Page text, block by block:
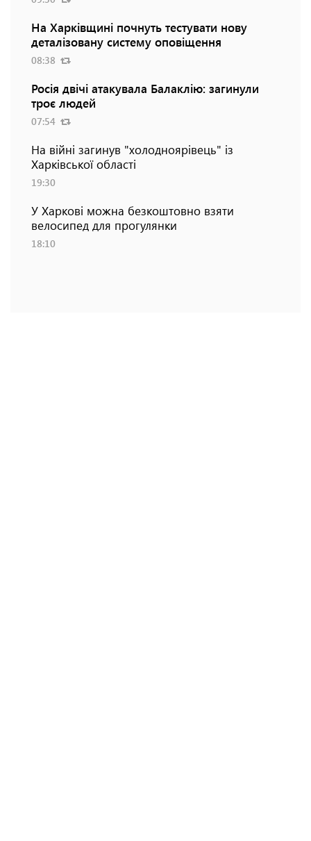
На Харківщині почнуть тестувати нову
деталізовану систему оповіщення
08:38
Росія двічі атакувала Балаклію: загинули
троє людей
07:54
На війні загинув "холодноярівець" із
Харківської області
19:30
У Харкові можна безкоштовно взяти
велосипед для прогулянки
18:10